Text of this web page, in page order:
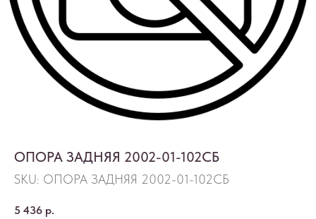
ОПОРА ЗАДНЯЯ 2002-01-102СБ
SKU: ОПОРА ЗАДНЯЯ 2002-01-102СБ
5 436 р.